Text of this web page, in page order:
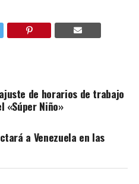
de horarios de trabajo
«Súper Niño»
a Venezuela en las